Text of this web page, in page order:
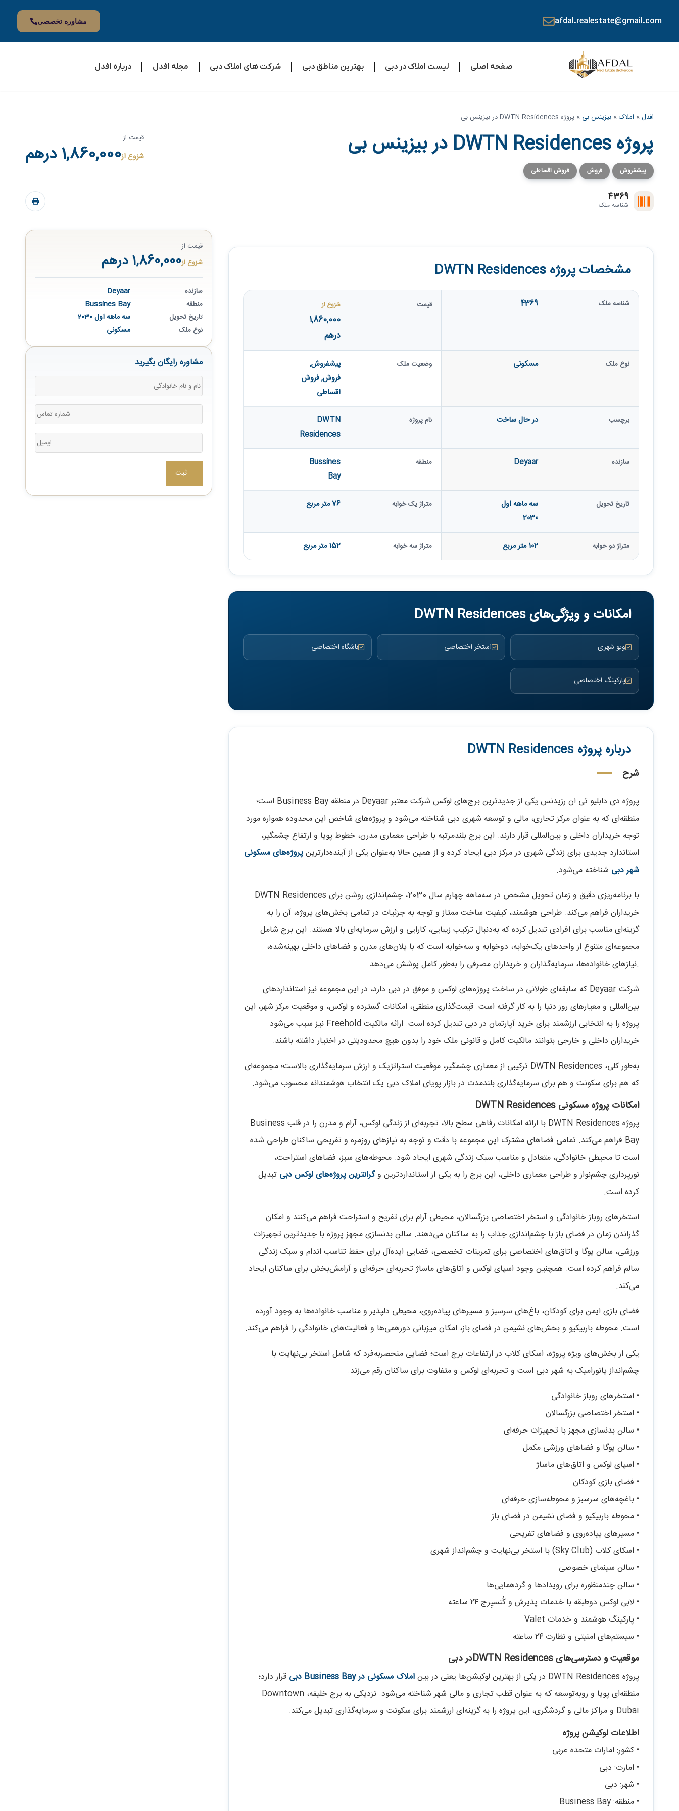
afdal.realestate@gmail.com مشاوره تخصصی
صفحه اصلی لیست املاک در دبی بهترین مناطق دبی شرکت های املاک دبی مجله افدل درباره افدل
افدل» املاک» بیزینس بی » پروژه DWTN Residences در بیزینس بی
پروژه DWTN Residences در بیزینس بی
پیشفروش فروش فروش اقساطی
قیمت از
شزوع از1,860,000 درهم
4369
شناسه ملک
مشخصات پروژه DWTN Residences
شناسه ملک 4369 قیمت شزوع از
1,860,000
درهم
نوع ملک مسکونی وضعیت ملک پیشفروش,
فروش,فروش
اقساطی
برچسب در حال ساخت نام پروژه
DWTN
Residences
سازنده Deyaar منطقه
Bussines
Bay
تاریخ تحویل
سه ماهه اول
2030
متراژ یک خوابه 76 متر مربع
متراژ دو خوابه 102 متر مربع متراژ سه خوابه 152 متر مربع
امکانات و ویژگی‌های DWTN Residences
ویو شهری استخر اختصاصی باشگاه اختصاصی
پارکینگ اختصاصی
درباره پروژه DWTN Residences
شرح
پروژه دی دابلیو تی ان رزیدنس یکی از جدیدترین برج‌های لوکس شرکت معتبر Deyaar در منطقه Business Bay است؛
منطقه‌ای که به عنوان مرکز تجاری، مالی و توسعه شهری دبی شناخته می‌شود و پروژه‌های شاخص این محدوده همواره مورد
توجه خریداران داخلی و بین‌المللی قرار دارند. این برج بلندمرتبه با طراحی معماری مدرن، خطوط پویا و ارتفاع چشمگیر،
استاندارد جدیدی برای زندگی شهری در مرکز دبی ایجاد کرده و از همین حالا به‌عنوان یکی از آینده‌دارترینپروژه‌های مسکونی
شهر دبی شناخته می‌شود.
DWTN Residences با برنامه‌ریزی دقیق و زمان تحویل مشخص در سه‌ماهه چهارم سال 2030، چشم‌اندازی روشن برای
خریداران فراهم می‌کند. طراحی هوشمند، کیفیت ساخت ممتاز و توجه به جزئیات در تمامی بخش‌های پروژه، آن را به
گزینه‌ای مناسب برای افرادی تبدیل کرده که به‌دنبال ترکیب زیبایی، کارایی و ارزش سرمایه‌ای بالا هستند. این برج شامل
مجموعه‌ای متنوع از واحدهای یک‌خوابه، دوخوابه و سه‌خوابه است که با پلان‌های مدرن و فضاهای داخلی بهینه‌شده،
نیازهای خانواده‌ها، سرمایه‌گذاران و خریداران مصرفی را به‌طور کامل پوشش می‌دهد.
شرکت Deyaar که سابقه‌ای طولانی در ساخت پروژه‌های لوکس و موفق در دبی دارد، در این مجموعه نیز استانداردهای
بین‌المللی و معیارهای روز دنیا را به کار گرفته است. قیمت‌گذاری منطقی، امکانات گسترده و لوکس، و موقعیت مرکز شهر، این
پروژه را به انتخابی ارزشمند برای خرید آپارتمان در دبی تبدیل کرده است. ارائه مالکیت Freehold نیز سبب می‌شود
خریداران داخلی و خارجی بتوانند مالکیت کامل و قانونی ملک خود را بدون هیچ محدودیتی در اختیار داشته باشند.
به‌طور کلی، DWTN Residences ترکیبی از معماری چشمگیر، موقعیت استراتژیک و ارزش سرمایه‌گذاری بالاست؛ مجموعه‌ای
که هم برای سکونت و هم برای سرمایه‌گذاری بلندمدت در بازار پویای املاک دبی یک انتخاب هوشمندانه محسوب می‌شود.
امکانات پروژه مسکونی DWTN Residences
پروژه DWTN Residences با ارائه امکانات رفاهی سطح بالا، تجربه‌ای از زندگی لوکس، آرام و مدرن را در قلب Business
Bay فراهم می‌کند. تمامی فضاهای مشترک این مجموعه با دقت و توجه به نیازهای روزمره و تفریحی ساکنان طراحی شده
است تا محیطی خانوادگی، متعادل و مناسب سبک زندگی شهری ایجاد شود. محوطه‌های سبز، فضاهای استراحت،
نورپردازی چشم‌نواز و طراحی معماری داخلی، این برج را به یکی از استانداردترین وگرانترین پروژه‌های لوکس دبی تبدیل
کرده است.
استخرهای روباز خانوادگی و استخر اختصاصی بزرگسالان، محیطی آرام برای تفریح و استراحت فراهم می‌کنند و امکان
گذراندن زمان در فضای باز با چشم‌اندازی جذاب را به ساکنان می‌دهند. سالن بدنسازی مجهز پروژه با جدیدترین تجهیزات
ورزشی، سالن یوگا و اتاق‌های اختصاصی برای تمرینات تخصصی، فضایی ایده‌آل برای حفظ تناسب اندام و سبک زندگی
سالم فراهم کرده است. همچنین وجود اسپای لوکس و اتاق‌های ماساژ تجربه‌ای حرفه‌ای و آرامش‌بخش برای ساکنان ایجاد
می‌کند.
فضای بازی ایمن برای کودکان، باغ‌های سرسبز و مسیرهای پیاده‌روی، محیطی دلپذیر و مناسب خانواده‌ها به وجود آورده
است. محوطه باربیکیو و بخش‌های نشیمن در فضای باز، امکان میزبانی دورهمی‌ها و فعالیت‌های خانوادگی را فراهم می‌کند.
یکی از بخش‌های ویژه پروژه، اسکای کلاب در ارتفاعات برج است؛ فضایی منحصر‌به‌فرد که شامل استخر بی‌نهایت با
چشم‌انداز پانورامیک به شهر دبی است و تجربه‌ای لوکس و متفاوت برای ساکنان رقم می‌زند.
• استخرهای روباز خانوادگی
• استخر اختصاصی بزرگسالان
• سالن بدنسازی مجهز با تجهیزات حرفه‌ای
• سالن یوگا و فضاهای ورزشی مکمل
• اسپای لوکس و اتاق‌های ماساژ
• فضای بازی کودکان
• باغچه‌های سرسبز و محوطه‌سازی حرفه‌ای
• محوطه باربیکیو و فضای نشیمن در فضای باز
• مسیرهای پیاده‌روی و فضاهای تفریحی
• اسکای کلاب (Sky Club) با استخر بی‌نهایت و چشم‌انداز شهری
• سالن سینمای خصوصی
• سالن چندمنظوره برای رویدادها و گردهمایی‌ها
• لابی لوکس دوطبقه با خدمات پذیرش و کُنسیِرج ۲۴ ساعته
• پارکینگ هوشمند و خدمات Valet
• سیستم‌های امنیتی و نظارت ۲۴ ساعته
موقعیت و دسترسی‌های DWTN Residencesدر دبی
پروژه DWTN Residences در یکی از بهترین لوکیشن‌ها یعنی در بین املاک مسکونی در Business Bay دبی
قرار دارد؛
منطقه‌ای پویا و رو‌به‌توسعه که به عنوان قطب تجاری و مالی شهر شناخته می‌شود. نزدیکی به برج خلیفه، Downtown
Dubai و مراکز مالی و گردشگری، این پروژه را به گزینه‌ای ارزشمند برای سکونت و سرمایه‌گذاری تبدیل می‌کند.
اطلاعات لوکیشن پروژه
• کشور: امارات متحده عربی
• امارت: دبی
• شهر: دبی
• منطقه: Business Bay
قیمت از
شزوع از1,860,000 درهم
سازنده Deyaar
منطقه Bussines Bay
تاریخ تحویل سه ماهه اول 2030
نوع ملک مسکونی
مشاوره رایگان بگیرید